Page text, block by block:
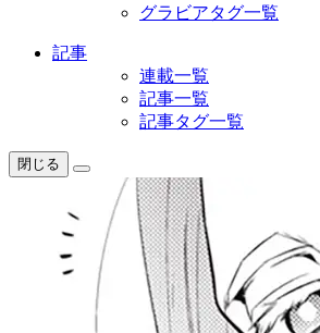
グラビアタグ一覧
記事
連載一覧
記事一覧
記事タグ一覧
閉じる